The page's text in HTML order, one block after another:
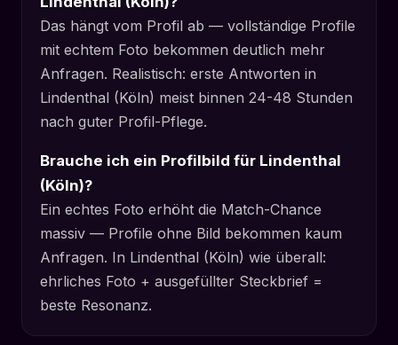
Das hängt vom Profil ab — vollständige Profile
mit echtem Foto bekommen deutlich mehr
Anfragen. Realistisch: erste Antworten in
Lindenthal (Köln) meist binnen 24-48 Stunden
nach guter Profil-Pflege.
Brauche ich ein Profilbild für Lindenthal
(Köln)?
Ein echtes Foto erhöht die Match-Chance
massiv — Profile ohne Bild bekommen kaum
Anfragen. In Lindenthal (Köln) wie überall:
ehrliches Foto + ausgefüllter Steckbrief =
beste Resonanz.